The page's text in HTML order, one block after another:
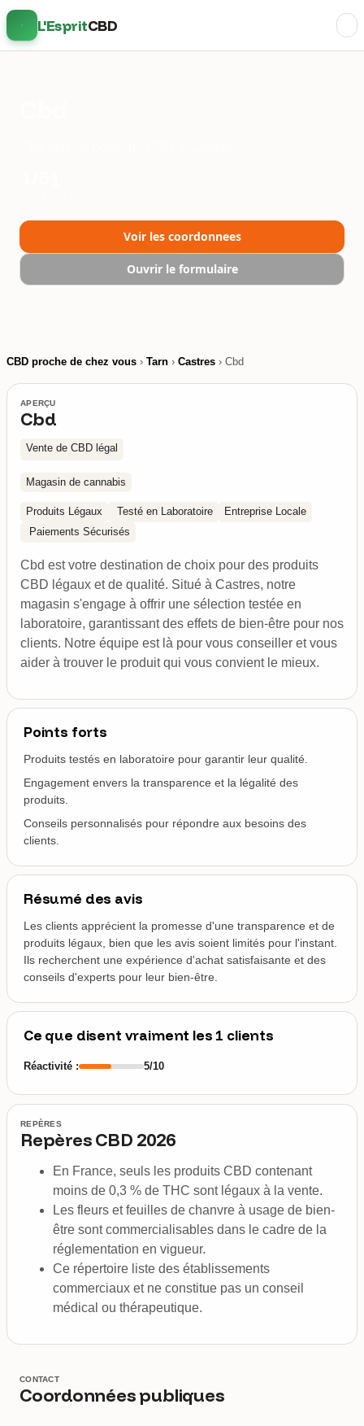
L'EspritCBD
Voir les coordonnees
Ouvrir le formulaire
CBD proche de chez vous › Tarn › Castres › Cbd
APERÇU
Cbd
Vente de CBD légal
Magasin de cannabis
Produits Légaux Testé en Laboratoire
Entreprise Locale
Paiements Sécurisés
Cbd est votre destination de choix pour des produits
CBD légaux et de qualité. Situé à Castres, notre
magasin s'engage à offrir une sélection testée en
laboratoire, garantissant des effets de bien-être pour nos
clients. Notre équipe est là pour vous conseiller et vous
aider à trouver le produit qui vous convient le mieux.
Points forts
Produits testés en laboratoire pour garantir leur qualité.
Engagement envers la transparence et la légalité des
produits.
Conseils personnalisés pour répondre aux besoins des
clients.
Résumé des avis
Les clients apprécient la promesse d'une transparence et de
produits légaux, bien que les avis soient limités pour l'instant.
Ils recherchent une expérience d'achat satisfaisante et des
conseils d'experts pour leur bien-être.
Ce que disent vraiment les 1 clients
Réactivité : 5/10
REPÈRES
Repères CBD 2026
En France, seuls les produits CBD contenant
moins de 0,3 % de THC sont légaux à la vente.
Les fleurs et feuilles de chanvre à usage de bien-
être sont commercialisables dans le cadre de la
réglementation en vigueur.
Ce répertoire liste des établissements
commerciaux et ne constitue pas un conseil
médical ou thérapeutique.
CONTACT
Coordonnées publiques